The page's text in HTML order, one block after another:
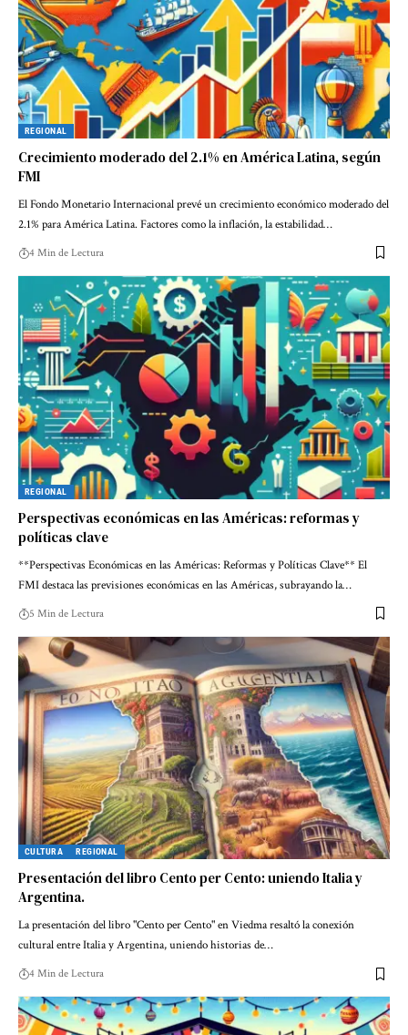
REGIONAL
Crecimiento moderado del 2.1% en América Latina, según
FMI
El Fondo Monetario Internacional prevé un crecimiento económico moderado del
2.1% para América Latina. Factores como la inflación, la estabilidad…
4 Min de Lectura
REGIONAL
Perspectivas económicas en las Américas: reformas y
políticas clave
**Perspectivas Económicas en las Américas: Reformas y Políticas Clave** El
FMI destaca las previsiones económicas en las Américas, subrayando la…
5 Min de Lectura
CULTURA REGIONAL
Presentación del libro Cento per Cento: uniendo Italia y
Argentina.
La presentación del libro "Cento per Cento" en Viedma resaltó la conexión
cultural entre Italia y Argentina, uniendo historias de…
4 Min de Lectura